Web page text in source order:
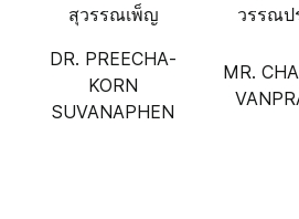
สุวรรณเพ็ญ
วรรณป
DR. PREECHA-
KORN
SUVANAPHEN
MR.